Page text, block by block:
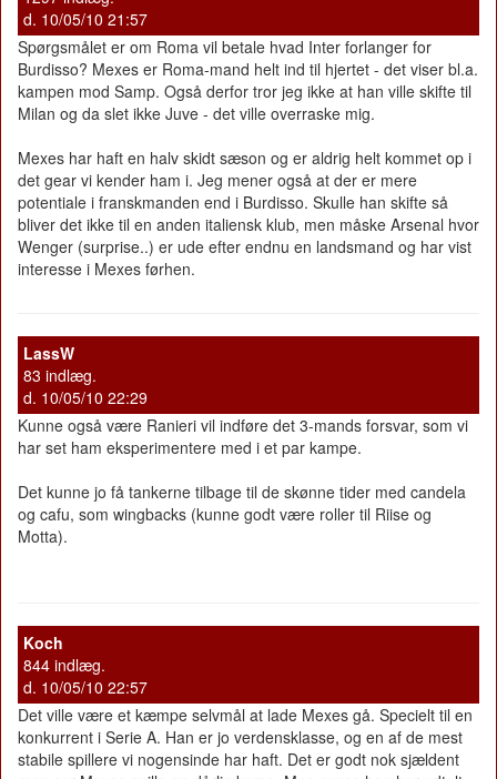
d. 10/05/10 21:57
Spørgsmålet er om Roma vil betale hvad Inter forlanger for
Burdisso? Mexes er Roma-mand helt ind til hjertet - det viser bl.a.
kampen mod Samp. Også derfor tror jeg ikke at han ville skifte til
Milan og da slet ikke Juve - det ville overraske mig.
Mexes har haft en halv skidt sæson og er aldrig helt kommet op i
det gear vi kender ham i. Jeg mener også at der er mere
potentiale i franskmanden end i Burdisso. Skulle han skifte så
bliver det ikke til en anden italiensk klub, men måske Arsenal hvor
Wenger (surprise..) er ude efter endnu en landsmand og har vist
interesse i Mexes førhen.
LassW
83 indlæg.
d. 10/05/10 22:29
Kunne også være Ranieri vil indføre det 3-mands forsvar, som vi
har set ham eksperimentere med i et par kampe.
Det kunne jo få tankerne tilbage til de skønne tider med candela
og cafu, som wingbacks (kunne godt være roller til Riise og
Motta).
Koch
844 indlæg.
d. 10/05/10 22:57
Det ville være et kæmpe selvmål at lade Mexes gå. Specielt til en
konkurrent i Serie A. Han er jo verdensklasse, og en af de mest
stabile spillere vi nogensinde har haft. Det er godt nok sjældent